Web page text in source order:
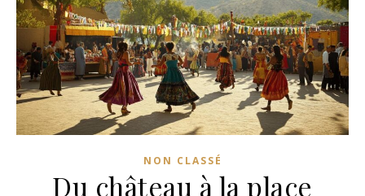
NON CLASSÉ
Du château à la place